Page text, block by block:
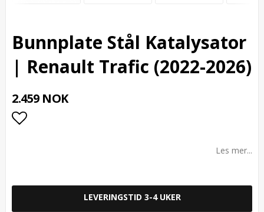
Bunnplate Stål Katalysator
| Renault Trafic (2022-2026)
2.459 NOK
Les mer...
LEVERINGSTID 3-4 UKER